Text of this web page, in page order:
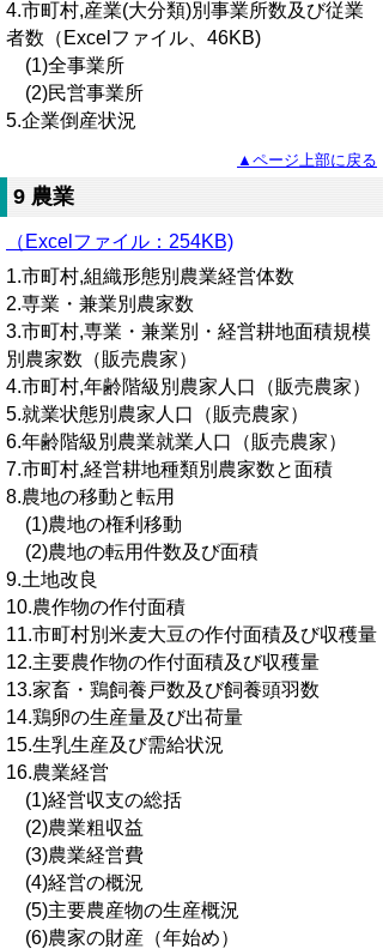
4.市町村,産業(大分類)別事業所数及び従業
者数（Excelファイル、46KB)
(1)全事業所
(2)民営事業所
5.企業倒産状況
▲ページ上部に戻る
9 農業
（Excelファイル：254KB)
1.市町村,組織形態別農業経営体数
2.専業・兼業別農家数
3.市町村,専業・兼業別・経営耕地面積規模
別農家数（販売農家）
4.市町村,年齢階級別農家人口（販売農家）
5.就業状態別農家人口（販売農家）
6.年齢階級別農業就業人口（販売農家）
7.市町村,経営耕地種類別農家数と面積
8.農地の移動と転用
(1)農地の権利移動
(2)農地の転用件数及び面積
9.土地改良
10.農作物の作付面積
11.市町村別米麦大豆の作付面積及び収穫量
12.主要農作物の作付面積及び収穫量
13.家畜・鶏飼養戸数及び飼養頭羽数
14.鶏卵の生産量及び出荷量
15.生乳生産及び需給状況
16.農業経営
(1)経営収支の総括
(2)農業粗収益
(3)農業経営費
(4)経営の概況
(5)主要農産物の生産概況
(6)農家の財産（年始め）